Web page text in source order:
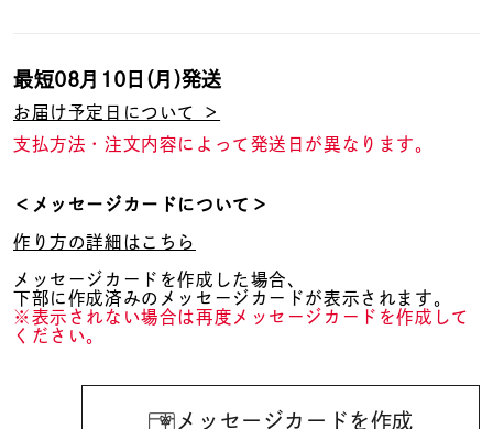
最短08月10日(月)発送
お届け予定日について ＞
支払方法・注文内容によって発送日が異なります。
＜メッセージカードについて＞
作り方の詳細はこちら
メッセージカードを作成した場合、
下部に作成済みのメッセージカードが表示されます。
※表示されない場合は再度メッセージカードを作成して
ください。
メッセージカードを作成